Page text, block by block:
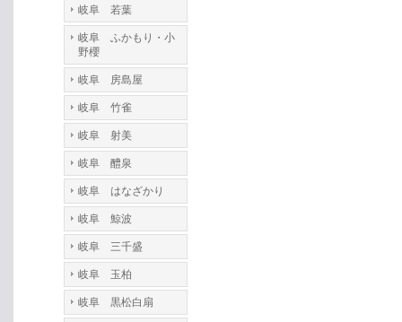
岐阜 若葉
岐阜 ふかもり・小
野櫻
岐阜 房島屋
岐阜 竹雀
岐阜 射美
岐阜 醴泉
岐阜 はなざかり
岐阜 鯨波
岐阜 三千盛
岐阜 玉柏
岐阜 黒松白扇